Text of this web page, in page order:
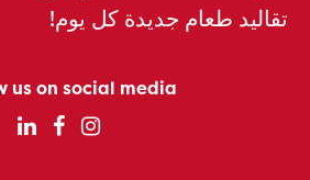
تقاليد طعام جديدة كل يوم!
us on social media